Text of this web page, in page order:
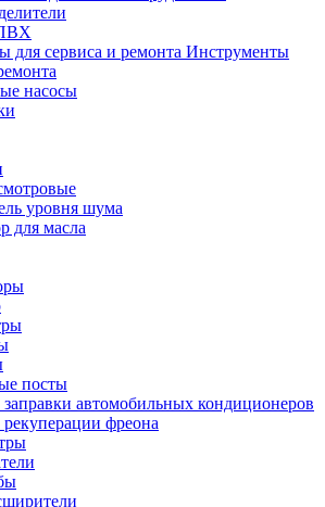
Инструменты
насосы
уровня шума
для масла
посты
автомобильных кондиционеров
фреона